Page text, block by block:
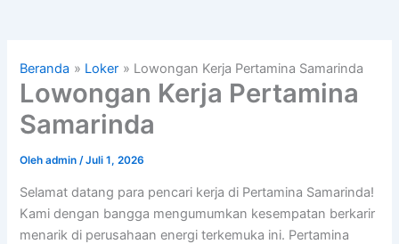
Beranda Loker Lowongan Kerja Pertamina Samarinda
Lowongan Kerja Pertamina
Samarinda
Olehadmin/Juli 1, 2026
Selamat datang para pencari kerja di Pertamina Samarinda!
Kami dengan bangga mengumumkan kesempatan berkarir
menarik di perusahaan energi terkemuka ini. Pertamina